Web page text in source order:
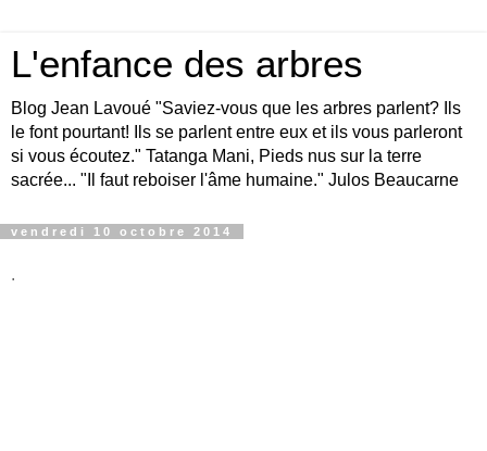
L'enfance des arbres
Blog Jean Lavoué "Saviez-vous que les arbres parlent? Ils
le font pourtant! Ils se parlent entre eux et ils vous parleront
si vous écoutez." Tatanga Mani, Pieds nus sur la terre
sacrée... "Il faut reboiser l'âme humaine." Julos Beaucarne
vendredi 10 octobre 2014
.